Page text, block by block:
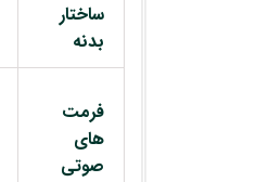
ساختار
بدنه
فرمت
های
صوتی